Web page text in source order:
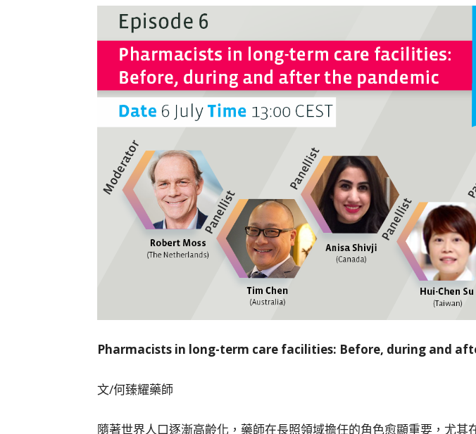
Pharmacists in long-term care facilities: Before, during and
文/何臻耀藥師
隨著世界人口逐漸高齡化，藥師在長照領域擔任的角色愈顯重要，尤其